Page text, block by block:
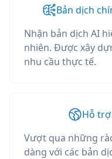
Bản dịch
Nhận bản dịch AI
nhiên. Được xây
nhu cầu thực tế.
Hỗ
Vượt qua những
dàng với các bản